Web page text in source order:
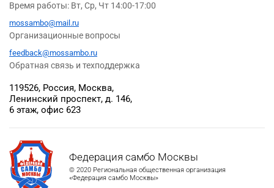
Федерация самбо Москвы
© 2020 Региональная общественная организация
«Федерация самбо Москвы»
119526, Россия, Москва,
Ленинский проспект, д. 146,
6 этаж, офис 623
Время работы: Вт, Ср, Чт 14:00-17:00
mossambo@mail.ru
Организационные вопросы
feedback@mossambo.ru
Обратная связь и техподдержка